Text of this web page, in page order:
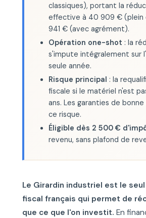
classiques), portant la
effective à 40 909 € (plein
941 € (avec agrément).
Opération one-shot : la
s'impute intégralement sur
seule année.
Risque principal : la
fiscale si le matériel n'est
ans. Les garanties de
ce risque.
Éligible dès 2 500 €
revenu, sans plafond de
Le Girardin industriel est le
fiscal français qui permet de
que ce que l'on investit. En